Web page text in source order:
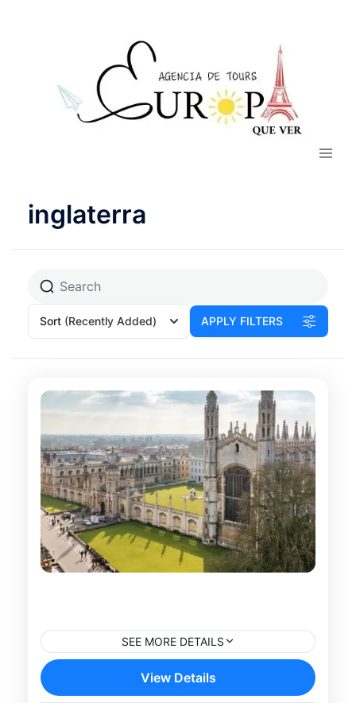
inglaterra
Sort (Recently Added) APPLY FILTERS
SEE MORE DETAILS
Descubre la historia, la arquitectura y el
ambiente único de Cambridge con este
View Details